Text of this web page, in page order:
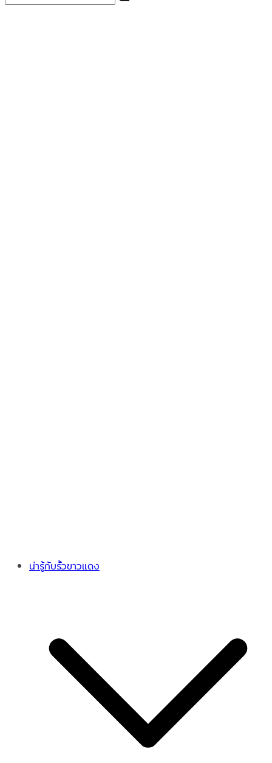
น่ารู้กับรั้วขาวแดง